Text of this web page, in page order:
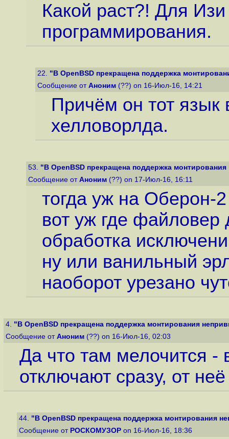
Какой раст?! Для
программирования.
22. "В OpenBSD прекращена поддержка
Сообщение от Аноним (??) on 16-Июл-16, 14:21
Причём он тот язык
хелловорлда.
53. "В OpenBSD прекращена поддержка
Сообщение от Аноним (??) on 17-Июл-16, 16:11
тогда уж на Оберон-
вот уж где файловер
обработка
ну или ванильный
наоборот урезано
4. "В OpenBSD прекращена поддержка монтирования
Сообщение от Аноним (??) on 16-Июл-16, 02:03
Да что там мелочится -
отключают сразу, от
44. "В OpenBSD прекращена поддержка монтирования
Сообщение от РОСКОМУЗОР on 16-Июл-16, 18:36